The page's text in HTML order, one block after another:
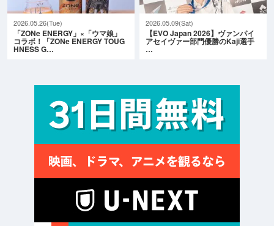
2026.05.26(Tue)
「ZONe ENERGY」×「ウマ娘」
コラボ！「ZONe ENERGY TOUG
HNESS G…
2026.05.09(Sat)
【EVO Japan 2026】ヴァンパイ
アセイヴァー部門優勝のKaji選手
…